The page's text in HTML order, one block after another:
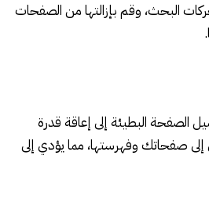
البحث، وقم بإزالتها من الصفحات
الصفحة البطيئة إلى إعاقة قدرة
صفحاتك وفهرستها، مما يؤدي إلى